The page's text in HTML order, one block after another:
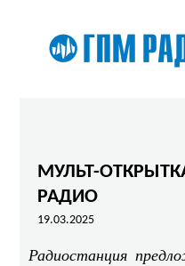
МУЛЬТ-
РАДИО
19.03.2025
Радиостанция